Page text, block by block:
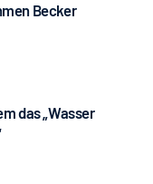
Becker
das „Wasser